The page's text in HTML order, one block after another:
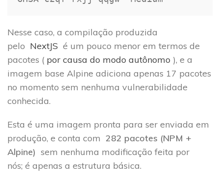
Nesse caso, a compilação produzida
pelo NextJS é um pouco menor em termos de
pacotes ( por causa do modo autônomo ), e a
imagem base Alpine adiciona apenas 17 pacotes
no momento sem nenhuma vulnerabilidade
conhecida.
Esta é uma imagem pronta para ser enviada em
produção, e conta com 282 pacotes (NPM +
Alpine) sem nenhuma modificação feita por
nós; é apenas a estrutura básica.